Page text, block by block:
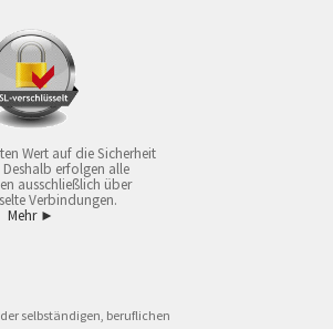
Wert auf die Sicherheit
Deshalb erfolgen alle
ausschließlich über
Verbindungen.
Mehr ►
selbständigen, beruflichen